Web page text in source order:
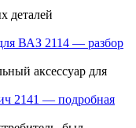
деталей
ВАЗ 2114 — разбор
аксессуар для
2141 — подробная